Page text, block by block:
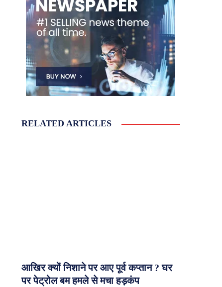
RELATED ARTICLES
आखिर क्यों निशाने पर आए पूर्व कप्तान ? घर
पर पेट्रोल बम हमले से मचा हड़कंप